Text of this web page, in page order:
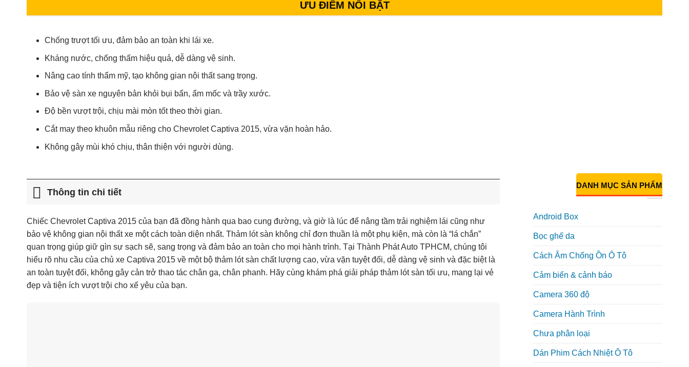
ƯU ĐIỂM NỔI BẬT
Chống trượt tối ưu, đảm bảo an toàn khi lái xe.
Kháng nước, chống thấm hiệu quả, dễ dàng vệ sinh.
Nâng cao tính thẩm mỹ, tạo không gian nội thất sang trọng.
Bảo vệ sàn xe nguyên bản khỏi bụi bẩn, ẩm mốc và trầy xước.
Độ bền vượt trội, chịu mài mòn tốt theo thời gian.
Cắt may theo khuôn mẫu riêng cho Chevrolet Captiva 2015, vừa vặn hoàn hảo.
Không gây mùi khó chịu, thân thiện với người dùng.
Thông tin chi tiết
Chiếc Chevrolet Captiva 2015 của bạn đã đồng hành qua bao cung đường, và giờ là lúc để nâng tầm trải nghiệm lái cũng như
bảo vệ không gian nội thất xe một cách toàn diện nhất. Thảm lót sàn không chỉ đơn thuần là một phụ kiện, mà còn là “lá chắn”
quan trọng giúp giữ gìn sự sạch sẽ, sang trọng và đảm bảo an toàn cho mọi hành trình. Tại Thành Phát Auto TPHCM, chúng tôi
hiểu rõ nhu cầu của chủ xe Captiva 2015 về một bộ thảm lót sàn chất lượng cao, vừa vặn tuyệt đối, dễ dàng vệ sinh và đặc biệt là
an toàn tuyệt đối, không gây cản trở thao tác chân ga, chân phanh. Hãy cùng khám phá giải pháp thảm lót sàn tối ưu, mang lại vẻ
đẹp và tiện ích vượt trội cho xế yêu của bạn.
DANH MỤC SẢN PHẨM
Android Box
Bọc ghế da
Cách Âm Chống Ồn Ô Tô
Cảm biến & cảnh báo
Camera 360 độ
Camera Hành Trình
Chưa phân loại
Dán Phim Cách Nhiệt Ô Tô